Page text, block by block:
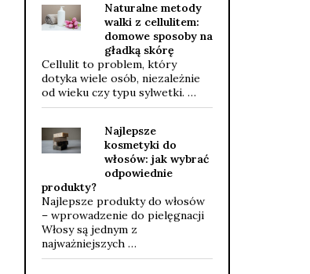
Naturalne metody
walki z cellulitem:
domowe sposoby na
gładką skórę
Cellulit to problem, który
dotyka wiele osób, niezależnie
od wieku czy typu sylwetki. …
Najlepsze
kosmetyki do
włosów: jak wybrać
odpowiednie
produkty?
Najlepsze produkty do włosów
– wprowadzenie do pielęgnacji
Włosy są jednym z
najważniejszych …